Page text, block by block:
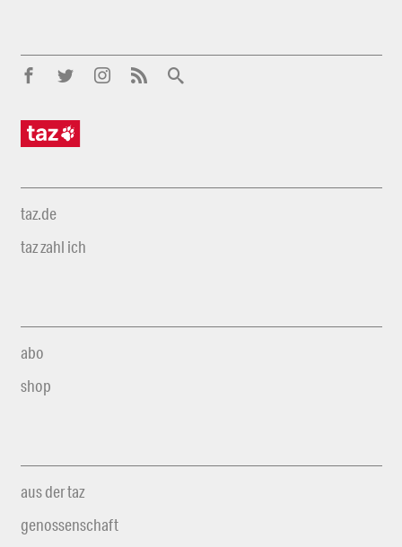
taz.de
taz zahl ich
abo
shop
aus der taz
genossenschaft